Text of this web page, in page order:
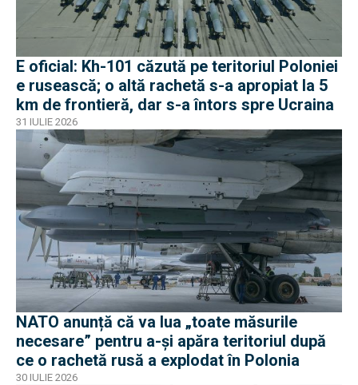
E oficial: Kh-101 căzută pe teritoriul Poloniei
e rusească; o altă rachetă s-a apropiat la 5
km de frontieră, dar s-a întors spre Ucraina
31 IULIE 2026
NATO anunță că va lua „toate măsurile
necesare” pentru a-și apăra teritoriul după
ce o rachetă rusă a explodat în Polonia
30 IULIE 2026